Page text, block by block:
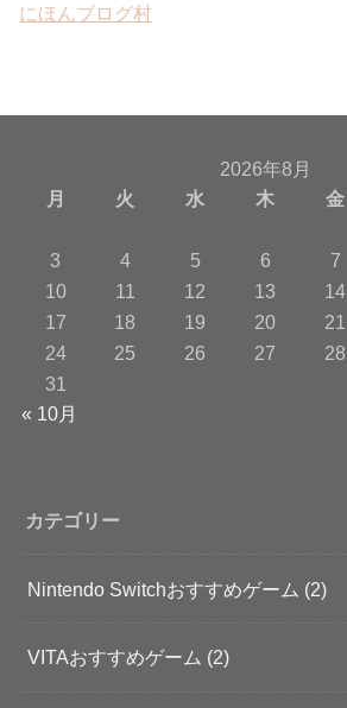
にほんブログ村
2026年8月
月
火 水 木 金
3
4 5 6 7
10
11 12 13 14
17
18 19 20 21
24
25 26 27 28
31
« 10月
カテゴリー
Nintendo Switchおすすめゲーム (2)
VITAおすすめゲーム (2)